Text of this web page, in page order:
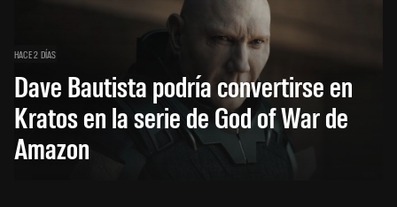
HACE 2 DÍAS
Dave Bautista podría convertirse en
Kratos en la serie de God of War de
Amazon